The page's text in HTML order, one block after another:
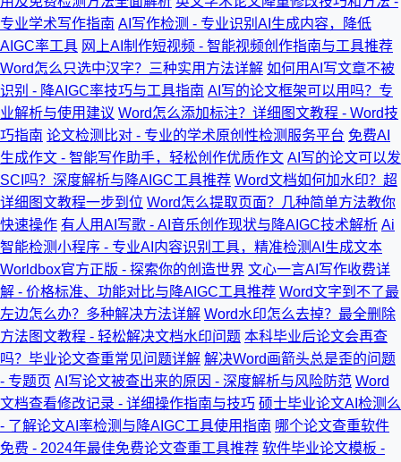
专业学术写作指南 AI写作检测 - 专业识别AI生成内容，降低
AIGC率工具 网上AI制作短视频 - 智能视频创作指南与工具推荐
Word怎么只选中汉字？三种实用方法详解 如何用AI写文章不被
识别 - 降AIGC率技巧与工具指南 AI写的论文框架可以用吗？专
业解析与使用建议 Word怎么添加标注？详细图文教程 - Word技
巧指南 论文检测比对 - 专业的学术原创性检测服务平台 免费AI
生成作文 - 智能写作助手，轻松创作优质作文 AI写的论文可以发
SCI吗？深度解析与降AIGC工具推荐 Word文档如何加水印？超
详细图文教程一步到位 Word怎么提取页面？几种简单方法教你
快速操作 有人用AI写歌 - AI音乐创作现状与降AIGC技术解析 Ai
智能检测小程序 - 专业AI内容识别工具，精准检测AI生成文本
Worldbox官方正版 - 探索你的创造世界 文心一言AI写作收费详
解 - 价格标准、功能对比与降AIGC工具推荐 Word文字到不了最
左边怎么办？多种解决方法详解 Word水印怎么去掉？最全删除
方法图文教程 - 轻松解决文档水印问题 本科毕业后论文会再查
吗？毕业论文查重常见问题详解 解决Word画箭头总是歪的问题
- 专题页 AI写论文被查出来的原因 - 深度解析与风险防范 Word
文档查看修改记录 - 详细操作指南与技巧 硕士毕业论文AI检测么
- 了解论文AI率检测与降AIGC工具使用指南 哪个论文查重软件
免费 - 2024年最佳免费论文查重工具推荐 软件毕业论文模板 -